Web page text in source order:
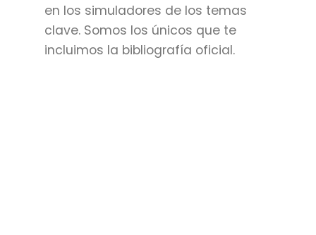
en los simuladores de los temas
clave. Somos los únicos que te
incluimos la bibliografía oficial.